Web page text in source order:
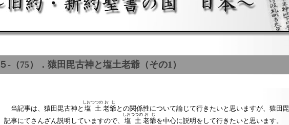
５-（75）．猿田毘古神と塩土老爺（その1）
当記事は、猿田毘古神と 塩土
しおつつの
老爺
おじ
との関係性について論じて行きたいと思いますが、猿田
記事にてさんざん説明していますので、 塩土
しおつつの
老爺
おじ
を中心に説明をして行きたいと思います。